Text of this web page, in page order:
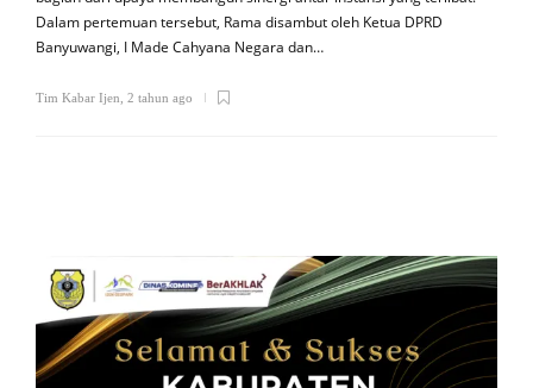
Dalam pertemuan tersebut, Rama disambut oleh Ketua DPRD
Banyuwangi, I Made Cahyana Negara dan…
Tim Kabar Ijen 2 tahun ago